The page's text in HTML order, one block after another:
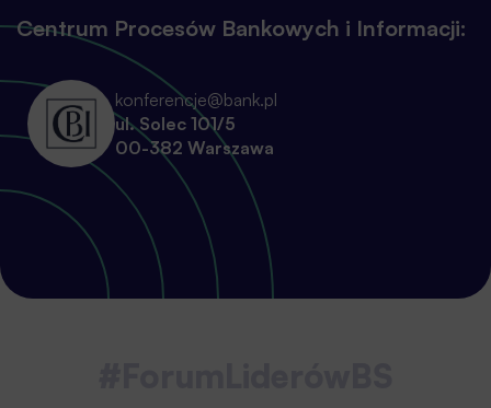
Centrum Procesów Bankowych i Informacji:
konferencje@bank.pl
ul. Solec 101/5
00-382 Warszawa